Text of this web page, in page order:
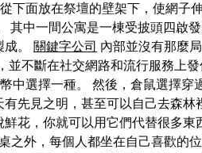
下面放在祭壇的壁架下，使網子
其中一間公寓是一棟受披頭四啟
。 關鍵字公司 內部並沒有那麼
不斷在社交網路和流行服務上
中選擇一種。 然後，倉鼠選擇
先見之明，甚至可以自己去森林
花，你就可以用它們代替很多東
之外，每個人都坐在自己喜歡的